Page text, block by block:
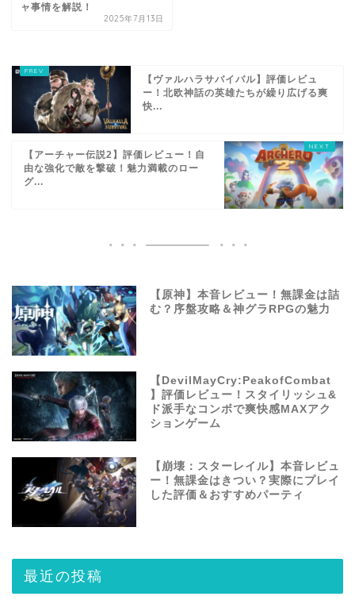
ャ事情を解説！
2025年7月13日
【ヴァルハラサバイバル】評価レビュ
ー！北欧神話の英雄たちが繰り広げる爽
快...
【アーチャー伝説2】評価レビュー！自
由な強化で敵を撃破！魅力満載のロー
グ...
【原神】本音レビュー！無課金は詰
む？序盤攻略＆神グラRPGの魅力
【DevilMayCry:PeakofCombat
】評価レビュー！スタイリッシュ&
ド派手なコンボで爽快感MAXアク
ションゲーム
【崩壊：スターレイル】本音レビュ
ー！無課金はきつい？実際にプレイ
した評価＆おすすめパーティ
最近の投稿